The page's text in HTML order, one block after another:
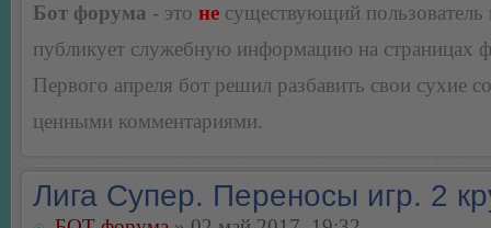
Бот форума - это не существующий пользователь
публикует служебную информацию на страницах
Первого апреля бот решил разбавить свои сухие
ценными комментариями.
Лига Супер. Переносы игр. 2